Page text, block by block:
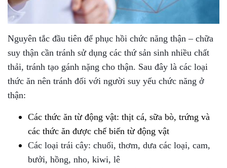
Nguyên tắc đầu tiên để phục hồi chức năng thận – chữa
suy thận cần tránh sử dụng các thứ sản sinh nhiều chất
thải, tránh tạo gánh nặng cho thận. Sau đây là các loại
thức ăn nên tránh đối với người suy yếu chức năng ở
thận:
Các thức ăn từ động vật: thịt cá, sữa bò, trứng và
các thức ăn được chế biến từ động vật
Các loại trái cây: chuối, thơm, dưa các loại, cam,
bưởi, hồng, nho, kiwi, lê